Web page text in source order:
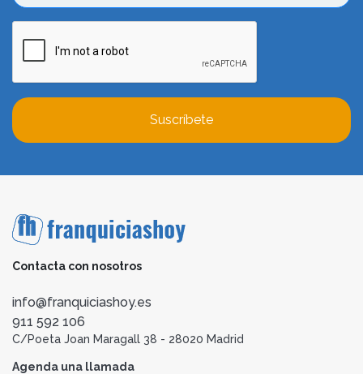
Suscríbete
Contacta con nosotros
info@franquiciashoy.es
911 592 106
C/Poeta Joan Maragall 38 - 28020 Madrid
Agenda una llamada